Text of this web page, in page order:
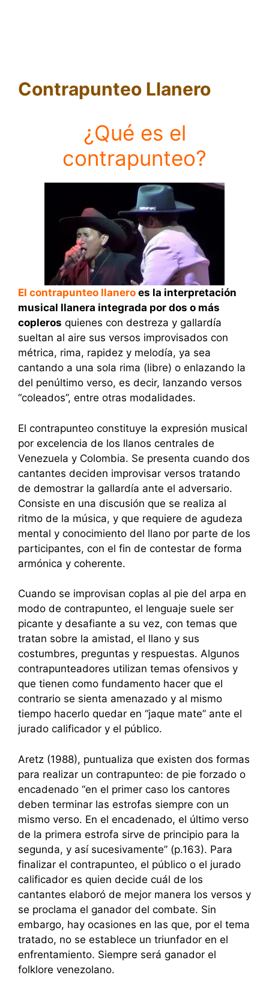
Contrapunteo Llanero
¿Qué es el
contrapunteo?
El contrapunteo llanero es la interpretación
musical llanera integrada por dos o más
copleros quienes con destreza y gallardía
sueltan al aire sus versos improvisados con
métrica, rima, rapidez y melodía, ya sea
cantando a una sola rima (libre) o enlazando la
del penúltimo verso, es decir, lanzando versos
“coleados”, entre otras modalidades.
El contrapunteo constituye la expresión musical
por excelencia de los llanos centrales de
Venezuela y Colombia. Se presenta cuando dos
cantantes deciden improvisar versos tratando
de demostrar la gallardía ante el adversario.
Consiste en una discusión que se realiza al
ritmo de la música, y que requiere de agudeza
mental y conocimiento del llano por parte de los
participantes, con el fin de contestar de forma
armónica y coherente.
Cuando se improvisan coplas al pie del arpa en
modo de contrapunteo, el lenguaje suele ser
picante y desafiante a su vez, con temas que
tratan sobre la amistad, el llano y sus
costumbres, preguntas y respuestas. Algunos
contrapunteadores utilizan temas ofensivos y
que tienen como fundamento hacer que el
contrario se sienta amenazado y al mismo
tiempo hacerlo quedar en “jaque mate” ante el
jurado calificador y el público.
Aretz (1988), puntualiza que existen dos formas
para realizar un contrapunteo: de pie forzado o
encadenado “en el primer caso los cantores
deben terminar las estrofas siempre con un
mismo verso. En el encadenado, el último verso
de la primera estrofa sirve de principio para la
segunda, y así sucesivamente” (p.163). Para
finalizar el contrapunteo, el público o el jurado
calificador es quien decide cuál de los
cantantes elaboró de mejor manera los versos y
se proclama el ganador del combate. Sin
embargo, hay ocasiones en las que, por el tema
tratado, no se establece un triunfador en el
enfrentamiento. Siempre será ganador el
folklore venezolano.